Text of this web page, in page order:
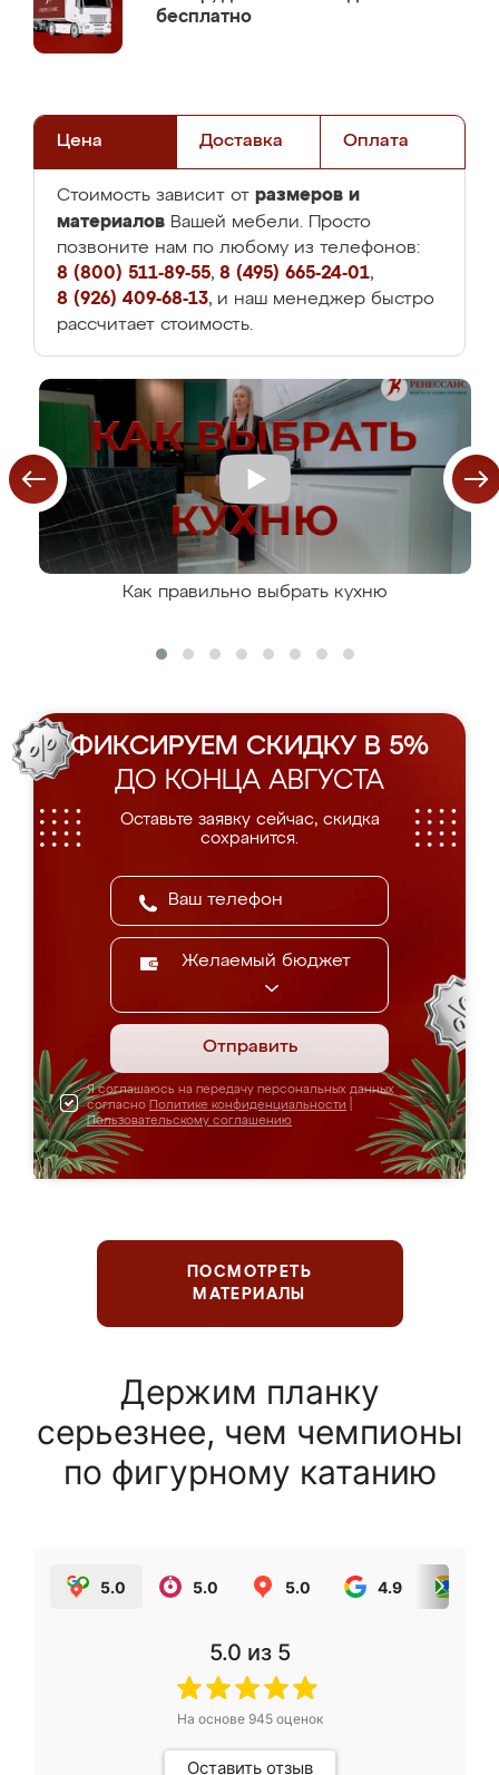
бесплатно
Цена Доставка Оплата
Стоимость зависит от размеров и
материалов Вашей мебели. Просто
позвоните нам по любому из телефонов:
8 (800) 511-89-55, 8 (495) 665-24-01,
8 (926) 409-68-13, и наш менеджер быстро
рассчитает стоимость.
Как правильно выбрать кухню
ФИКСИРУЕМ СКИДКУ В 5%
ДО КОНЦА АВГУСТА
Оставьте заявку сейчас, скидка
сохранится.
Желаемый бюджет
Отправить
Я соглашаюсь на передачу персональных данных
согласно Политике конфиденциальности
Пользовательскому соглашению
ПОСМОТРЕТЬ
МАТЕРИАЛЫ
Держим планку
серьезнее, чем чемпионы
по фигурному катанию
5.0 5.0 5.0 4.9
5.0 из 5
На основе 945оценок
Оставить отзыв